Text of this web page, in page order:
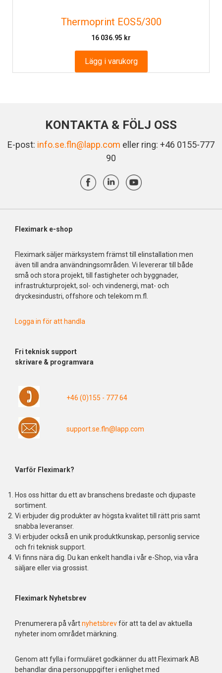
Thermoprint EOS5/300
16 036.95 kr
Lägg i varukorg
KONTAKTA & FÖLJ OSS
E-post: info.se.fln@lapp.com eller ring: +46 0155-777
90
Fleximark e-shop
Fleximark säljer märksystem främst till elinstallation men
även till andra användningsområden. Vi levererar till både
små och stora projekt, till fastigheter och byggnader,
infrastrukturprojekt, sol- och vindenergi, mat- och
dryckesindustri, offshore och telekom m.fl.
Logga in för att handla
Fri teknisk support
skrivare & programvara
+46 (0)155 - 777 64
support.se.fln@lapp.com
Varför Fleximark?
Hos oss hittar du ett av branschens bredaste och djupaste
sortiment.
Vi erbjuder dig produkter av högsta kvalitet till rätt pris samt
snabba leveranser.
Vi erbjuder också en unik produktkunskap, personlig service
och fri teknisk support.
Vi finns nära dig. Du kan enkelt handla i vår e-Shop, via våra
säljare eller via grossist.
Fleximark Nyhetsbrev
Prenumerera på vårtnyhetsbrevför att ta del av aktuella
nyheter inom området märkning.
Genom att fylla i formuläret godkänner du att Fleximark AB
behandlar dina personuppgifter i enlighet med